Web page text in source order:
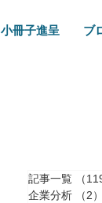
小冊子進呈 ブ
記事一覧 （
企業分析
（2）